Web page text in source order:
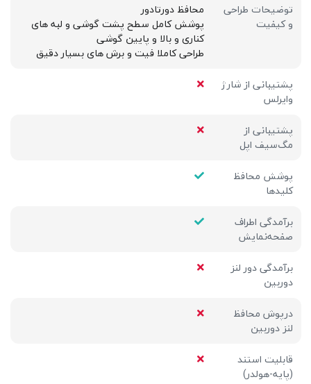
توضیحات طراحی
و کیفیت
محافظ دورتادور
پوشش کامل سطح پشت گوشی و لبه های
کناری و بالا و پایین گوشی
طراحی کاملا فیت و برش های بسیار دقیق
پشتیبانی از شارژ
وایرلس
پشتیبانی از
مگ‌سیف اپل
پوشش محافظ
کلیدها
برآمدگی اطراف
صفحه‌نمایش
برآمدگی دور لنز
دوربین
درپوش محافظ
لنز دوربین
قابلیت استند
(پایه-هولدر)